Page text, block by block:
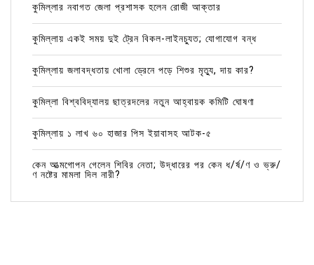
কুমিল্লার নবাগত জেলা প্রশাসক হলেন রোজী আক্তার
কুমিল্লায় একই সময় দুই ট্রেন বিকল-লাইনচ্যুত; যোগাযোগ বন্ধ
কুমিল্লায় জলাবদ্ধতায় খোলা ড্রেনে পড়ে শিশুর মৃত্যু, দায় কার?
কুমিল্লা বিশ্ববিদ্যালয় ছাত্রদলের নতুন আহ্বায়ক কমিটি ঘোষণা
কুমিল্লায় ১ লাখ ৬০ হাজার পিস ইয়াবাসহ আটক-৫
কেন আত্মগোপন গেলেন শিবির নেতা; উদ্ধারের পর কেন ধ/র্ষ/ণ ও ভ্রু/
ণ নষ্টের মামলা দিল নারী?